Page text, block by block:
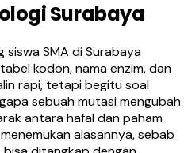
Surabaya
SMA di Surabaya
kodon, nama enzim, dan
rapi, tetapi begitu soal
sebuah mutasi mengubah
antara hafal dan paham
alasannya, sebab